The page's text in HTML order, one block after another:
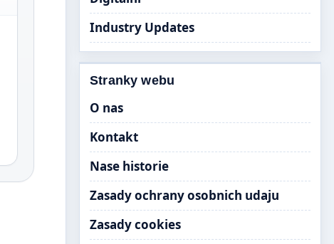
Industry Updates
Stranky webu
O nas
Kontakt
Nase historie
Zasady ochrany osobnich udaju
Zasady cookies